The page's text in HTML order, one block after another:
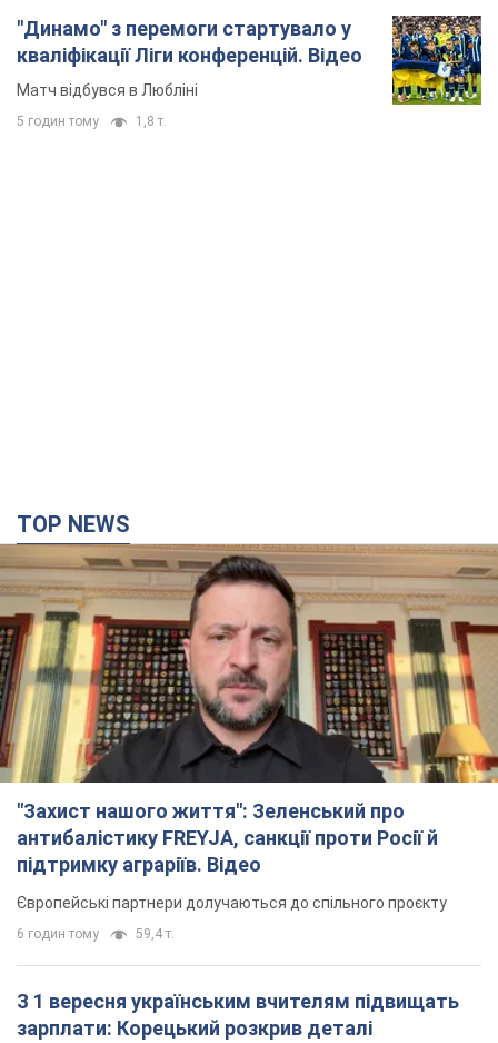
"Динамо" з перемоги стартувало у
кваліфікації Ліги конференцій. Відео
Матч відбувся в Любліні
5 годин тому 1,8 т.
TOP NEWS
"Захист нашого життя": Зеленський про
антибалістику FREYJA, санкції проти Росії й
підтримку аграріїв. Відео
Європейські партнери долучаються до спільного проєкту
6 годин тому 59,4 т.
З 1 вересня українським вчителям підвищать
зарплати: Корецький розкрив деталі